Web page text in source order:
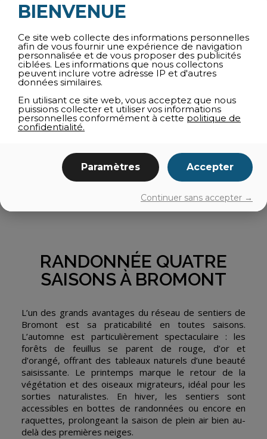
Une facile et familiale : La G11 au mont Gale (en
semaine seulement pour les non-résidents).
Plus de parcours suggérés ici !
CHIENS
Lors de votre randonnée pédestre, les chiens en
laisse sont admis en tout temps sur la majorité des
réseaux à l’exception du réseau du lac Gale (aire de
RANDONNÉE QUATRE
SAISONS À BROMONT
L’un des grands avantages du réseau de sentiers de
Bromont est sa praticabilité en toutes saisons.
L’automne est particulièrement spectaculaire : les
forêts de feuillus se parent de rouge, d’or et
d’orangé, offrant des tableaux naturels d’une beauté
saisissante. Le printemps marque le retour de la
végétation et des oiseaux migrateurs, idéal pour les
sorties naturalistes. En hiver, les sentiers sont
accessibles en bottes de randonnées ou encore en
raquettes, prolongeant la saison de plein air bien au-
delà des premières neiges.
BIENVENUE
Ce site web collecte des informations personnelles
afin de vous fournir une expérience de navigation
personnalisée et de vous proposer des publicités
ciblées. Les informations que nous collectons
peuvent inclure votre adresse IP et d'autres
données similaires.
En utilisant ce site web, vous acceptez que nous
puissions collecter et utiliser vos informations
personnelles conformément à cette politique de
confidentialité.
Paramètres Accepter
Continuer sans accepter →